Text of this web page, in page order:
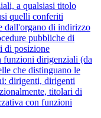
a qualsiasi titolo
quelli conferiti
dall'organo di indirizzo
pubbliche di
di posizione
funzioni dirigenziali (da
che distinguano le
dirigenti, dirigenti
titolari di
con funzioni